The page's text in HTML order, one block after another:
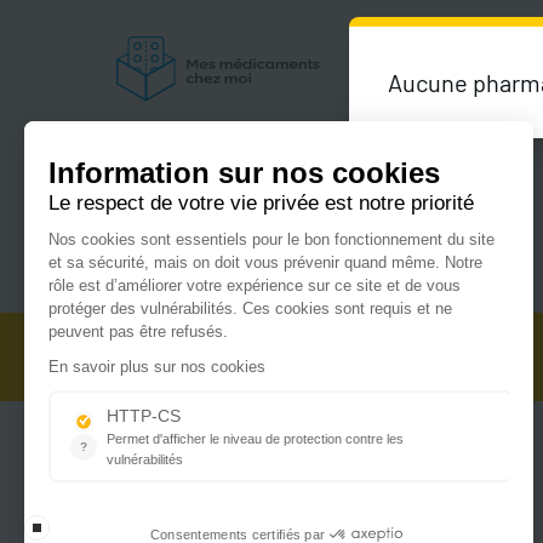
Du lundi au vendredi de 9h00 à 18h00
Aucune